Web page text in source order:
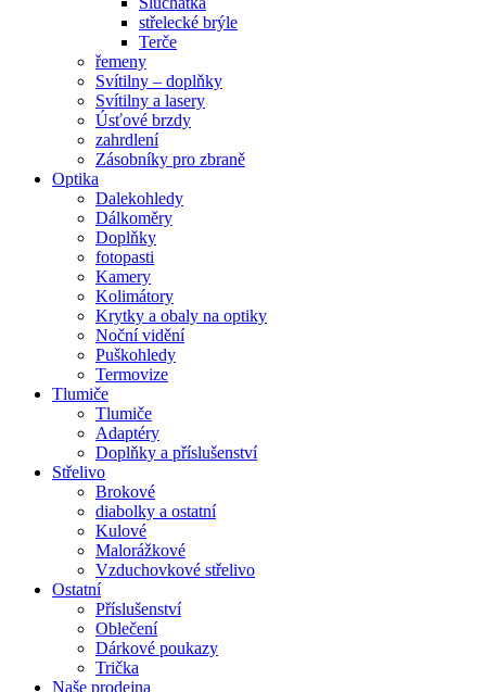
střelecké brýle
Terče
řemeny
Svítilny – doplňky
Svítilny a lasery
Úsťové brzdy
zahrdlení
Zásobníky pro zbraně
Optika
Dalekohledy
Dálkoměry
Doplňky
fotopasti
Kamery
Kolimátory
Krytky a obaly na optiky
Noční vidění
Puškohledy
Termovize
Tlumiče
Tlumiče
Adaptéry
Doplňky a příslušenství
Střelivo
Brokové
diabolky a ostatní
Kulové
Malorážkové
Vzduchovkové střelivo
Ostatní
Příslušenství
Oblečení
Dárkové poukazy
Trička
Naše prodejna